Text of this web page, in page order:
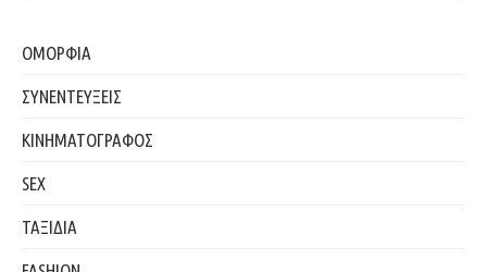
ΟΜΟΡΦΙΑ
ΣΥΝΕΝΤΕΥΞΕΙΣ
ΚΙΝΗΜΑΤΟΓΡΑΦΟΣ
SEX
ΤΑΞΙΔΙΑ